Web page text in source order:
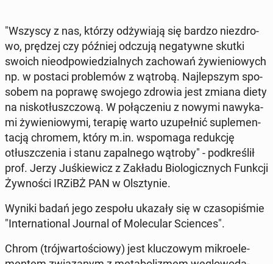
"Wszyscy z nas, którzy od­ży­wia­ją się bardzo nie­zdro­
wo, prędzej czy później odczują ne­ga­tyw­ne skutki
swoich nie­od­po­wie­dzial­nych za­cho­wań ży­wie­nio­wych
np. w postaci pro­ble­mów z wątrobą. Naj­lep­szym spo­
so­bem na poprawę swojego zdrowia jest zmiana diety
na ni­sko­tłusz­czo­wą. W po­łą­cze­niu z nowymi na­wy­ka­
mi ży­wie­nio­wy­mi, terapię warto uzu­peł­nić su­ple­men­
ta­cją chromem, który m.in. wspo­ma­ga re­duk­cję
otłusz­cze­nia i stanu za­pal­ne­go wątroby" - pod­kre­ślił
prof. Jerzy Juś­kie­wicz z Zakładu Bio­lo­gicz­nych Funkcji
Żyw­no­ści IRZiBŻ PAN w Olsz­ty­nie.
Wyniki badań jego zespołu ukazały się w cza­so­pi­śmie
"In­ter­na­tio­nal Journal of Mo­le­cu­lar Scien­ces".
Chrom (trój­war­to­ścio­wy) jest klu­czo­wym mi­kro­ele­